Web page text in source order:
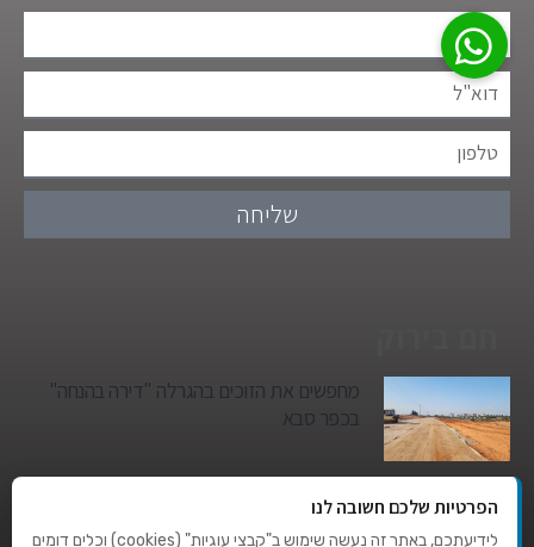
שליחה
מחפשים את הזוכים בהגרלה "דירה בהנחה"
בכפר סבא
גן הילדים של מרים סיטי יהפוך למגדל מגורים:
סגירת מעגל היסטורית במגדיאל
הפרטיות שלכם חשובה לנו
לידיעתכם, באתר זה נעשה שימוש ב"קבצי עוגיות" (cookies) וכלים דומים